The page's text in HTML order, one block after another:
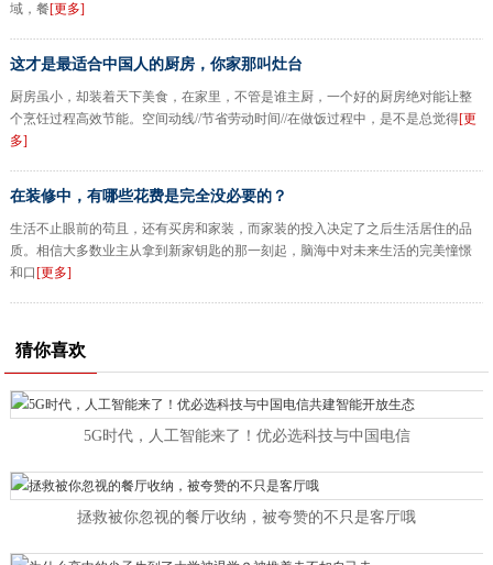
域，餐[更多]
这才是最适合中国人的厨房，你家那叫灶台
厨房虽小，却装着天下美食，在家里，不管是谁主厨，一个好的厨房绝对能让整
个烹饪过程高效节能。空间动线//节省劳动时间//在做饭过程中，是不是总觉得[更
多]
在装修中，有哪些花费是完全没必要的？
生活不止眼前的苟且，还有买房和家装，而家装的投入决定了之后生活居住的品
质。相信大多数业主从拿到新家钥匙的那一刻起，脑海中对未来生活的完美憧憬
和口 [更多]
猜你喜欢
5G时代，人工智能来了！优必选科技与中国电信
拯救被你忽视的餐厅收纳，被夸赞的不只是客厅哦